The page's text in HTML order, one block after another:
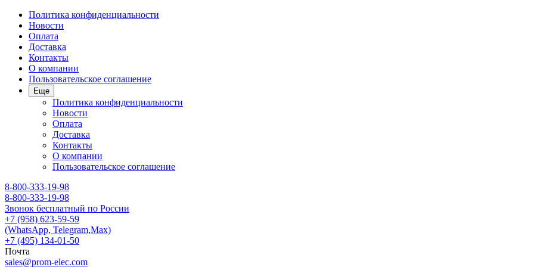
Политика конфиденциальности
Новости
Оплата
Доставка
Контакты
О компании
Пользовательское соглашение
Еще
Политика конфиденциальности
Новости
Оплата
Доставка
Контакты
О компании
Пользовательское соглашение
8-800-333-19-98
8-800-333-19-98
Звонок бесплатный по России
+7 (958) 623-59-59
(WhatsApp, Telegram,Max)
+7 (495) 134-01-50
Почта
sales@prom-elec.com